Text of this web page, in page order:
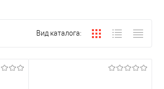
Вид каталога: